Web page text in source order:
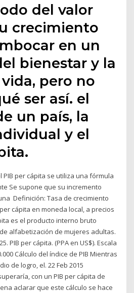
del valor
crecimiento
en un
bienestar y la
pero no
ser así. el
un país, la
y el
PIB per cápita se utiliza una fórmula
Se supone que su incremento
Definición: Tasa de crecimiento
cápita en moneda local, a precios
es el producto interno bruto
alfabetización de mujeres adultas.
PIB per cápita. (PPA en US$). Escala
Cálculo del índice de PIB Mientras
de logro, el. 22 Feb 2015
con un PIB per cápita de
aclarar que este cálculo se hace